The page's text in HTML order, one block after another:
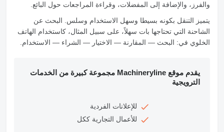
والفرز، والإضافة إلى المفضلات، وقراءة المراجعات حول البائع.
يتميز التنقل بكونه بسيطا وسهل الاستخدام وسلس. البحث عن
الشاحنة التي تحتاجها بات سهلاً، على سبيل المثال، كاستخدام الهاتف
الخلوي في: البحث — المقارنة — الاختيار — الشراء — الاستخدام.
يقدم موقع Machineryline مجموعة كبيرة من الخدمات
الترويجية
للإعلانات الفردية
للأعمال التجارية ككل